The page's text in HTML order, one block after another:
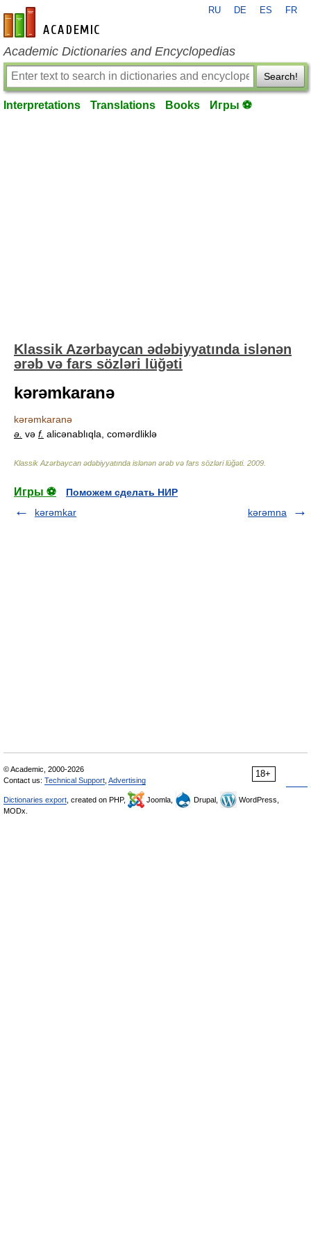
en-academic.com
RU DE ES FR
Academic Dictionaries and Encyclopedias
Search!
Interpretations Translations Books Игры ⚽
Klassik Azərbaycan ədəbiyyatında islənən
ərəb və fars sözləri lüğəti
kərəmkaranə
kərəmkaranə
ə. və f. alicənablıqla, comərdliklə
Klassik Azərbaycan ədəbiyyatında islənən ərəb və fars sözləri lüğəti. 2009
Игры ⚽
Поможем сделать НИР
kərəmkar
kərəmna
18+
© Academic, 2000-2026
Contact us: Technical Support Advertising
Dictionaries export , created on PHP, Joomla, Drupal,
WordPress,
MODx.